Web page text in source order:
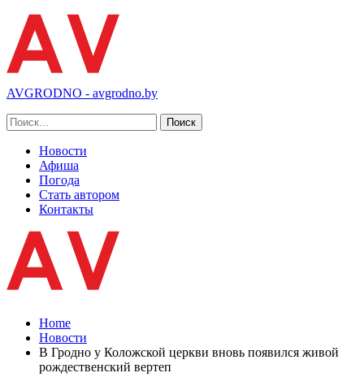
AVGRODNO - avgrodno.by
Новости
Афиша
Погода
Стать автором
Контакты
Home
Новости
В Гродно у Коложской церкви вновь появился живой
рождественский вертеп